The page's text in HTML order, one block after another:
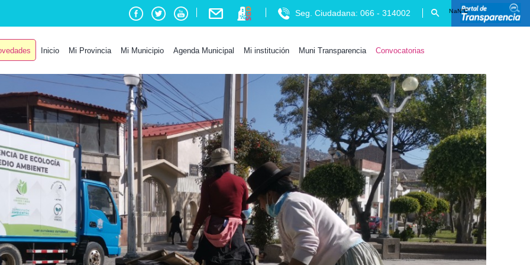
Seg. Ciudadana: 066 - 314002
Inicio Mi Provincia Mi Municipio Agenda Municipal Mi institución Muni Transparencia Convocatorias